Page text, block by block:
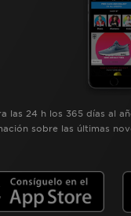
las 24 h los 365 días al
sobre las últimas